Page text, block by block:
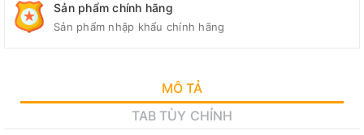
Sản phẩm chính hãng
Sản phẩm nhập khẩu chính hãng
MÔ TẢ
TAB TÙY CHỈNH